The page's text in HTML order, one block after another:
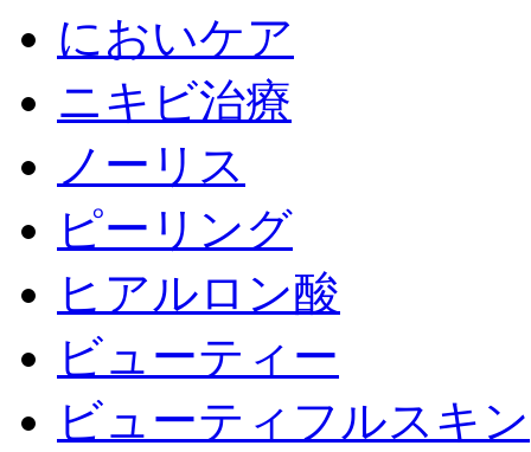
においケア
ニキビ治療
ノーリス
ピーリング
ヒアルロン酸
ビューティー
ビューティフルスキン